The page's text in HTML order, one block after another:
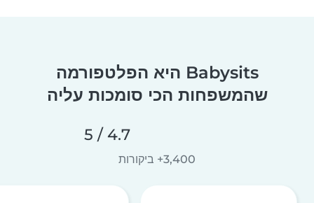
Babysits היא הפלטפורמה
שהמשפחות הכי סומכות עליה
4.7 / 5
3,400+ ביקורות